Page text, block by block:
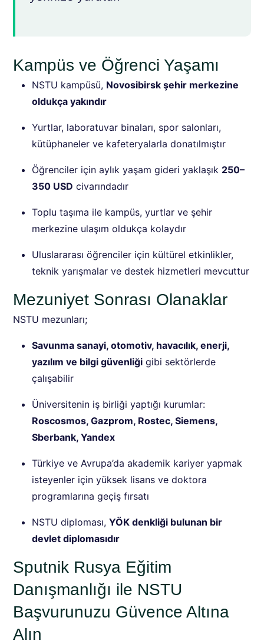
Kampüs ve Öğrenci Yaşamı
NSTU kampüsü, Novosibirsk şehir merkezine
oldukça yakındır
Yurtlar, laboratuvar binaları, spor salonları,
kütüphaneler ve kafeteryalarla donatılmıştır
Öğrenciler için aylık yaşam gideri yaklaşık 250–
350 USD civarındadır
Toplu taşıma ile kampüs, yurtlar ve şehir
merkezine ulaşım oldukça kolaydır
Uluslararası öğrenciler için kültürel etkinlikler,
teknik yarışmalar ve destek hizmetleri mevcuttur
Mezuniyet Sonrası Olanaklar
NSTU mezunları;
Savunma sanayi, otomotiv, havacılık, enerji,
yazılım ve bilgi güvenliği gibi sektörlerde
çalışabilir
Üniversitenin iş birliği yaptığı kurumlar:
Roscosmos, Gazprom, Rostec, Siemens,
Sberbank, Yandex
Türkiye ve Avrupa’da akademik kariyer yapmak
isteyenler için yüksek lisans ve doktora
programlarına geçiş fırsatı
NSTU diploması, YÖK denkliği bulunan bir
devlet diplomasıdır
Sputnik Rusya Eğitim
Danışmanlığı ile NSTU
Başvurunuzu Güvence Altına
Alın